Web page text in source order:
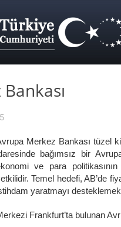
Merkez Bankası tüzel
bağımsız bir
ve para
Temel hedefi, AB’de
yaratmayı
Frankfurt’ta bulunan